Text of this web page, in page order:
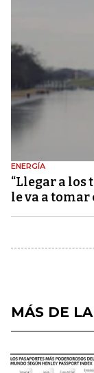
ENERGÍA
“Llegar a
le va a tomar
MÁS DE